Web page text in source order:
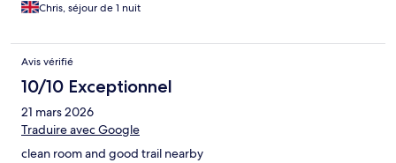
Chris, séjour de 1 nuit
Avis vérifié
10/10 Exceptionnel
21 mars 2026
Traduire avec Google
clean room and good trail nearby